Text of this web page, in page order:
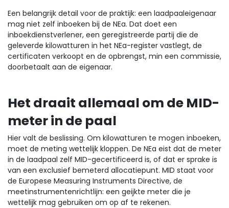
Een belangrijk detail voor de praktijk: een laadpaaleigenaar
mag niet zelf inboeken bij de NEa. Dat doet een
inboekdienstverlener, een geregistreerde partij die de
geleverde kilowatturen in het NEa-register vastlegt, de
certificaten verkoopt en de opbrengst, min een commissie,
doorbetaalt aan de eigenaar.
Het draait allemaal om de MID-
meter in de paal
Hier valt de beslissing. Om kilowatturen te mogen inboeken,
moet de meting wettelijk kloppen. De NEa eist dat de meter
in de laadpaal zelf MID-gecertificeerd is, of dat er sprake is
van een exclusief bemeterd allocatiepunt. MID staat voor
de Europese Measuring Instruments Directive, de
meetinstrumentenrichtlijn: een geijkte meter die je
wettelijk mag gebruiken om op af te rekenen.